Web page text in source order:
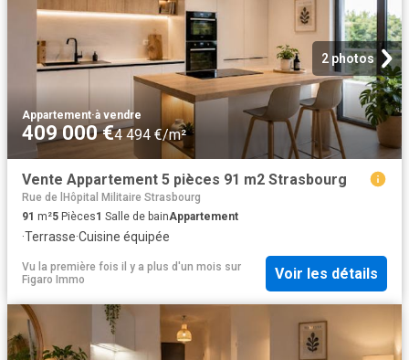
2 photos
Appartement·à vendre
409 000 €4 494 €/m²
Vente Appartement 5 pièces 91 m2 Strasbourg
Rue de lHôpital Militaire Strasbourg
91 m²5 Pièces1 Salle de bainAppartement
·Terrasse·Cuisine équipée
Vu la première fois il y a plus d'un mois sur
Figaro Immo
Voir les détails